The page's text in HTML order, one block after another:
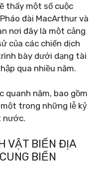
thấy một số cuộc
đài MacArthur và
nơi đây là một cảng
của các chiến dịch
bày dưới dạng tài
qua nhiều năm.
quanh năm, bao gồm
trong những lễ kỷ
nước.
VẬT BIỂN ĐỊA
BIỂN